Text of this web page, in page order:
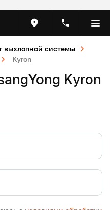
выхлопной системы
Kyron
Kyron